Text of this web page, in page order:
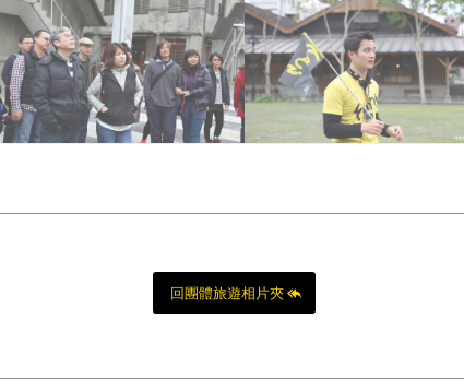
回團體旅遊相片夾